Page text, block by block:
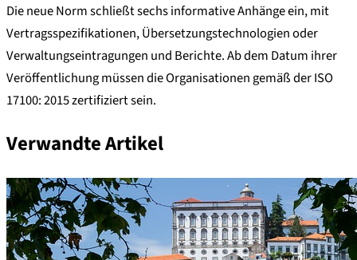
Die neue Norm schließt sechs informative Anhänge ein, mit
Vertragsspezifikationen, Übersetzungstechnologien oder
Verwaltungseintragungen und Berichte. Ab dem Datum ihrer
Veröffentlichung müssen die Organisationen gemäß der ISO
17100: 2015 zertifiziert sein.
Verwandte Artikel